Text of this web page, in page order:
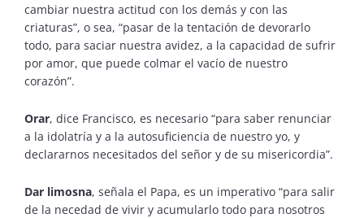
cambiar nuestra actitud con los demás y con las
criaturas”, o sea, “pasar de la tentación de devorarlo
todo, para saciar nuestra avidez, a la capacidad de sufrir
por amor, que puede colmar el vacío de nuestro
corazón”.
Orar, dice Francisco, es necesario “para saber renunciar
a la idolatría y a la autosuficiencia de nuestro yo, y
declararnos necesitados del señor y de su misericordia”.
Dar limosna, señala el Papa, es un imperativo “para salir
de la necedad de vivir y acumularlo todo para nosotros